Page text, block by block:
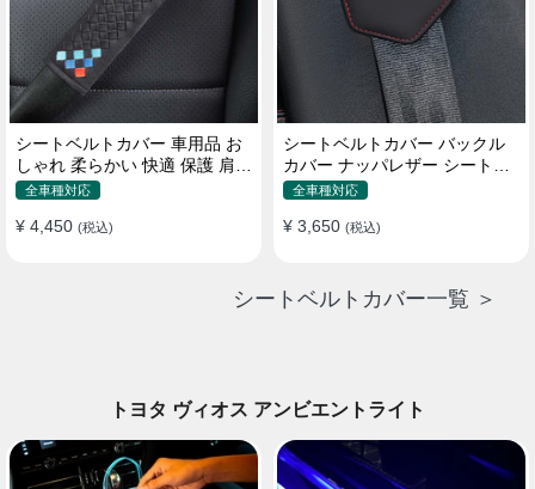
シートベルトカバー 車用品 お
しゃれ 柔らかい 快適 保護 肩当
てパッド 圧迫感軽減
全車種対応
¥ 4,450 (税込)
シートベルトカバー バックル
カバー ナッパレザー シートベ
ルトパッド 異音防止 傷防止 マ
全車種対応
¥ 3,650 (税込)
シートベルトカバー一覧 ＞
トヨタ ヴィオス アンビエントライト